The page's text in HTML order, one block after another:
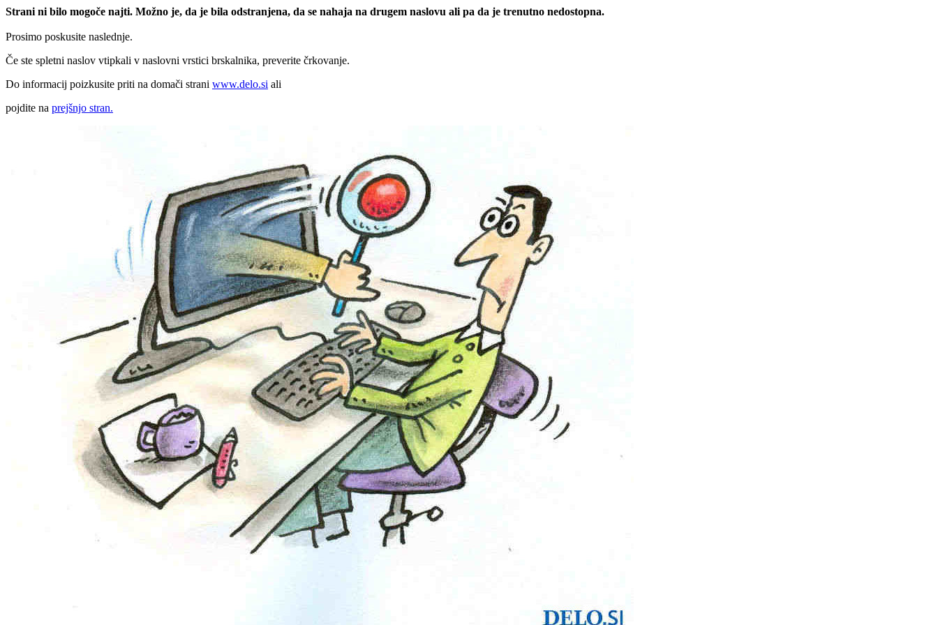
Strani ni bilo mogoče najti. Možno je, da je bila odstranjena, da se nahaja na drugem naslovu ali pa da je trenutno nedostopna.
Prosimo poskusite naslednje.
Če ste spletni naslov vtipkali v naslovni vrstici brskalnika, preverite črkovanje.
Do informacij poizkusite priti na domači strani www.delo.si ali
pojdite na prejšnjo stran.